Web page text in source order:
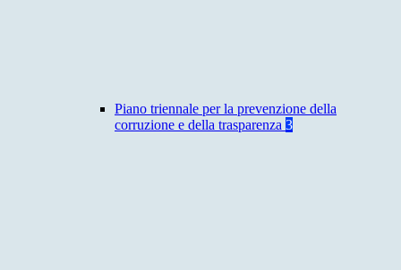
Piano triennale per la prevenzione della
corruzione e della trasparenza 3